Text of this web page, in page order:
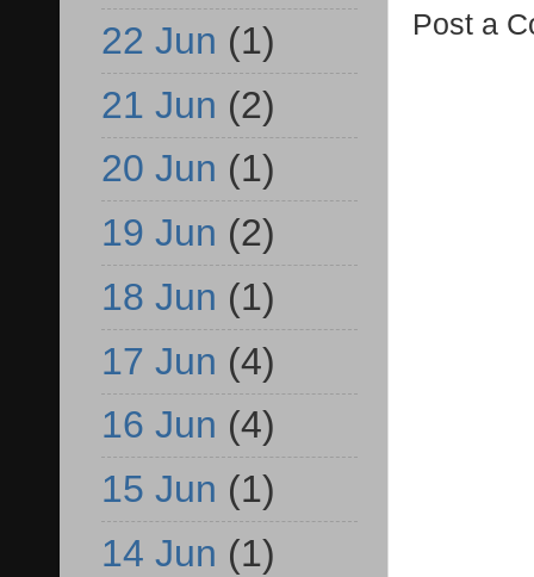
Post a
22 Jun (1)
21 Jun (2)
20 Jun (1)
19 Jun (2)
18 Jun (1)
17 Jun (4)
16 Jun (4)
15 Jun (1)
14 Jun (1)